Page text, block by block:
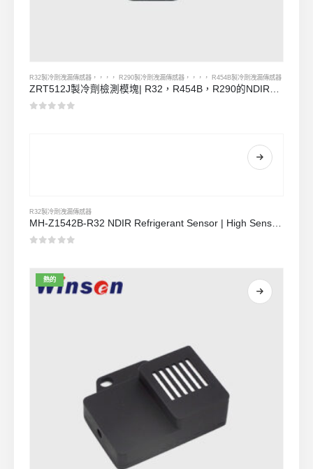
R32製冷劑洩漏傳感器 ，，，， R290製冷劑洩漏傳感器 ，，，， R454B製冷劑洩漏傳感器
ZRT512J製冷劑檢測模塊| R32，R454B，R290的NDIR氣體傳感器| RS485通信
R32製冷劑洩漏傳感器
熱的